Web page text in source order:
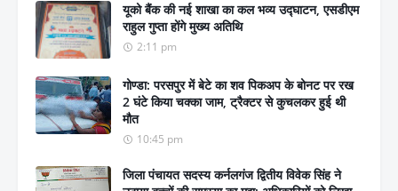
यूको बैंक की नई शाखा का कल भव्य उद्घाटन, एसडीएम
राहुल गुप्ता होंगे मुख्य अतिथि
2:11 pm
गोण्डा: परसपुर में बेटे का शव पिकअप के बोनट पर रख
2 घंटे किया चक्का जाम, ट्रैक्टर से कुचलकर हुई थी
मौत
10:45 pm
जिला पंचायत सदस्य कर्नलगंज द्वितीय विवेक सिंह ने